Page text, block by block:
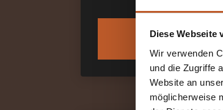
Diese Webseite
Wir verwenden
und die Zugriffe
Website an
möglicherweise
MEHR